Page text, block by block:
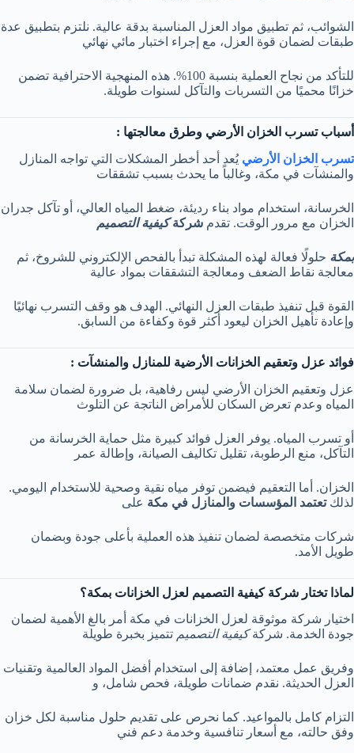
الشوائب، ثم تطبيق مواد العزل المناسبة بدقة عالية. نلتزم بتطبيق عدة
طبقات لضمان قوة العزل، مع إجراء اختبار مائي نهائي
للتأكد من نجاح العملية بنسبة 100%. هذه المنهجية الاحترافية تضمن
خزانًا محميًا من التسربات والتآكل لسنوات طويلة.
أسباب تسرب الخزان الأرضي وطرق معالجتها :
تسرب الخزان الأرضي يُعد أحد أخطر المشكلات التي تواجه المنازل
والمنشآت في مكة، وغالباً ما يحدث بسبب تشققات
الخرسانة، استخدام مواد بناء رديئة، ضغط المياه العالي، أو تآكل جدران
الخزان مع مرور الوقت. تقدم شركةكيفية التصميم
بمكة حلولًا فعالة لهذه المشكلة تبدأ بالفحص الإلكتروني للشروخ، ثم
معالجة نقاط الضعف ومعالجة التشققات بمواد عالية
القوة قبل تنفيذ طبقات العزل النهائي. الهدف هو وقف التسرب نهائيًا
وإعادة تأهيل الخزان ليعود أكثر قوة وكفاءة من السابق.
فوائد عزل وتعقيم الخزانات الأرضية للمنازل والمنشآت :
عزل وتعقيم الخزان الأرضي ليس رفاهية، بل ضرورة لضمان سلامة
المياه وعدم تعرض السكان للأمراض الناتجة عن التلوث
أو تسرب المياه. يوفر العزل فوائد كبيرة مثل حماية الخرسانة من
التآكل، منع الرطوبة، تقليل تكاليف الصيانة، وإطالة عمر
الخزان. أما التعقيم فيضمن توفر مياه نقية وصحية للاستخدام اليومي.
لذلك تعتمد المؤسسات والمنازل في مكة على
شركات متخصصة لضمان تنفيذ هذه العملية بأعلى جودة وبضمان
طويل الأمد.
لماذا تختار شركة كيفية التصميم لعزل الخزانات بمكة؟
اختيار شركة موثوقة لعزل الخزانات في مكة أمر بالغ الأهمية لضمان
جودة الخدمة. شركةكيفية التصميم تتميز بخبرة طويلة
وفريق عمل معتمد، إضافة إلى استخدام أفضل المواد العالمية وتقنيات
العزل الحديثة. نقدم ضمانات طويلة، فحص شامل، و
التزام كامل بالمواعيد. كما نحرص على تقديم حلول مناسبة لكل خزان
وفق حالته، مع أسعار تنافسية وخدمة دعم فني